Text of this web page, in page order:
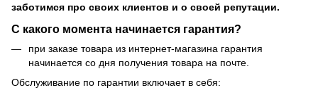
заботимся про своих клиентов и о своей репутации.
С какого момента начинается гарантия?
при заказе товара из интернет-магазина гарантия
начинается со дня получения товара на почте.
Обслуживание по гарантии включает в себя: